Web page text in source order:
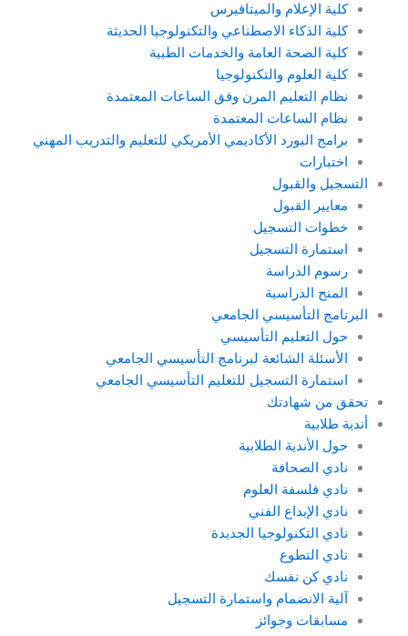
كلية الإعلام والميتافيرس
كلية الذكاء الاصطناعي والتكنولوجيا الحديثة
كلية الصحة العامة والخدمات الطبية
كلية العلوم والتكنولوجيا
نظام التعليم المرن وفق الساعات المعتمدة
نظام الساعات المعتمدة
برامج البورد الأكاديمي الأمريكي للتعليم والتدريب المهني
اختبارات
التسجيل والقبول
معايير القبول
خطوات التسجيل
استمارة التسجيل
رسوم الدراسة
المنح الدراسية
البرنامج التأسيسي الجامعي
حول التعليم التأسيسي
الأسئلة الشائعة لبرنامج التأسيسي الجامعي
استمارة التسجيل للتعليم التأسيسي الجامعي
تحقق من شهادتك
أندية طلابية
حول الأندية الطلابية
نادي الصحافة
نادي فلسفة العلوم
نادي الإبداع الفني
نادي التكنولوجيا الجديدة
نادي التطوع
نادي كن نفسك
آلية الانضمام واستمارة التسجيل
مسابقات وجوائز